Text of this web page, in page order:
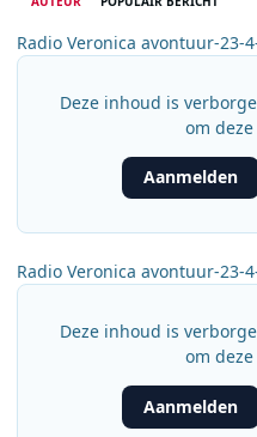
Radio Veronica avontuur-23-
Deze inhoud is
om
Aanmelden
Radio Veronica avontuur-23-
Deze inhoud is
om
Aanmelden